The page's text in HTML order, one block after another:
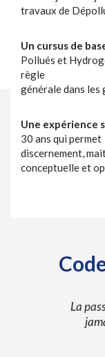
travaux de
Un cursus de
Pollués et
règle
générale dans
Une expérience
30 ans qui permet
discernement,
conceptuelle et
La